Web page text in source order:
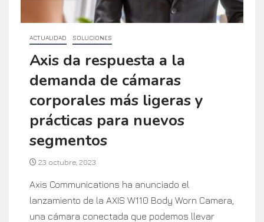
ACTUALIDAD SOLUCIONES
Axis da respuesta a la
demanda de cámaras
corporales más ligeras y
prácticas para nuevos
segmentos
23 octubre, 2023
Axis Communications ha anunciado el
lanzamiento de la AXIS W110 Body Worn Camera,
una cámara conectada que podemos llevar